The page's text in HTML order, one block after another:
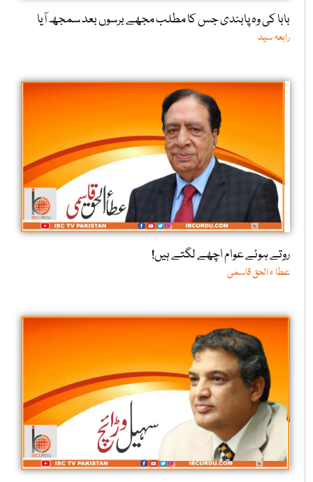
بابا کی وہ پابندی جس کا مطلب مجھے برسوں بعد سمجھ آیا
رابعہ سید
روتے ہوئے عوام اچھے لگتے ہیں!
عطا ء الحق قاسمی